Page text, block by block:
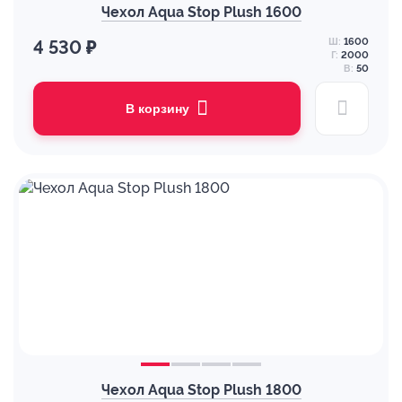
Чехол Aqua Stop Plush 1600
4 530 ₽ Ш: 1600
Г: 2000
В: 50
В корзину
Чехол Aqua Stop Plush 1800